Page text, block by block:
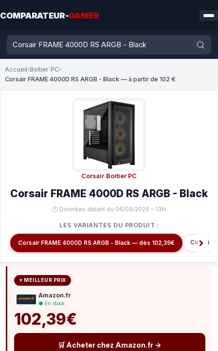
COMPARATEUR-GAMER
Accueil›Boitier PC›
Corsair FRAME 4000D RS ARGB - Black — à partir de 102 €
Corsair·Boitier PC
Corsair FRAME 4000D RS ARGB - Black
🕐 Données datant du 06/08/2026 – 13H
LES VARIANTES DU PRODUIT :
Corsair FRAME 4000D RS ARGB - Black — dès 102,39€ Corsair
⭐ MEILLEUR PRIX
Amazon.fr
● En stock
102,39€
🛒 Acheter chez Amazon.fr →